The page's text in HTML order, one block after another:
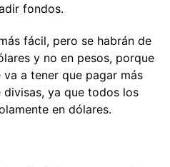
fondos.
fácil, pero se habrán de
y no en pesos, porque
a tener que pagar más
ya que todos los
en dólares.